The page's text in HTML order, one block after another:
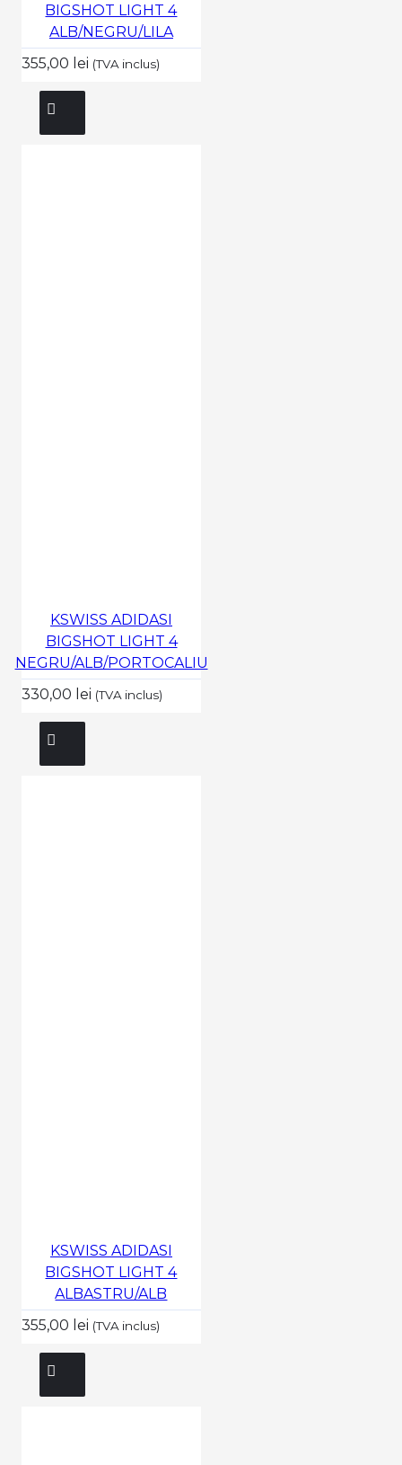
BIGSHOT LIGHT 4
ALB/NEGRU/LILA
355,00 lei (TVA inclus)
KSWISS ADIDASI
BIGSHOT LIGHT 4
NEGRU/ALB/PORTOCALIU
330,00 lei (TVA inclus)
KSWISS ADIDASI
BIGSHOT LIGHT 4
ALBASTRU/ALB
355,00 lei (TVA inclus)